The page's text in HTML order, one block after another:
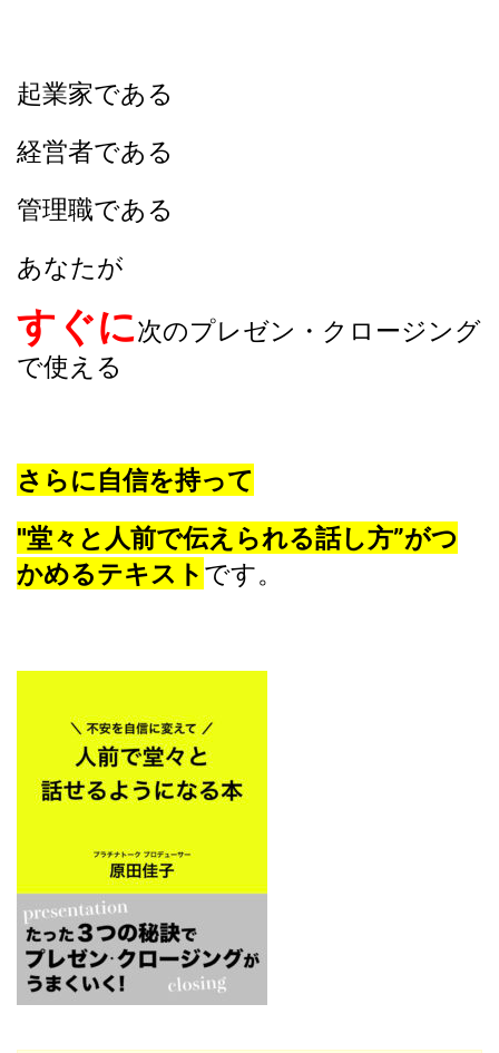
起業家である
経営者である
管理職である
あなたが
すぐに次のプレゼン・クロージング
で使える
さらに自信を持って
"堂々と人前で伝えられる話し方”がつ
かめるテキスト です。